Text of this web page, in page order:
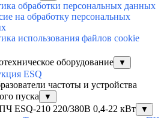
обработки персональных данных
на обработку персональных
использования файлов cookie
оборудование ▼
ESQ
частоты и устройства
пуска
▼
ESQ-210 220/380В 0,4-22 кВт ▼